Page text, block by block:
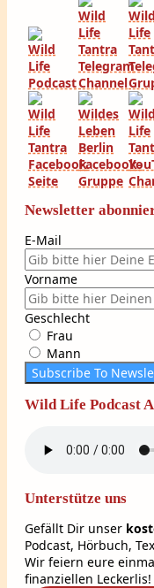
Newsletter
E-Mail
Vorname
Geschlecht
Frau
Mann
Subscribe To
Wild Life Podcast
Unterstütze uns
Gefällt Dir unser
Podcast, Hörbuch,
Wir feiern eure
finanziellen Leckerlis!